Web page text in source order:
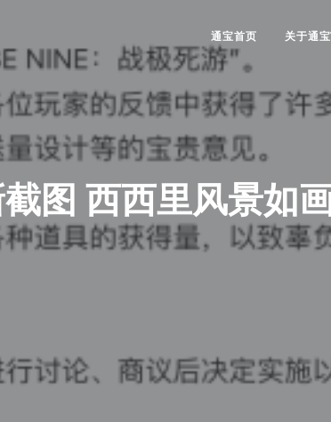
通宝首页 关于通
图 西西里风景如